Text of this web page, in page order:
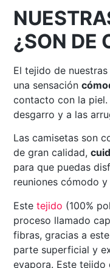
¿SON DE
El tejido de
una sensación
contacto con la piel.
desgarro y a las
Las camisetas son
de gran calidad,
para que puedas
reuniones cómodo
Estetejido (100%
proceso llamado
fibras, gracias a
parte superficial y
evapora. Este